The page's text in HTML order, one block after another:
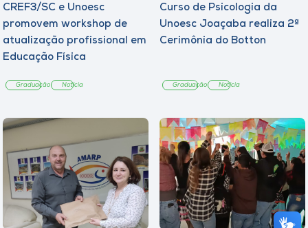
CREF3/SC e Unoesc
promovem workshop de
atualização profissional em
Educação Física
Graduação Notícia
Curso de Psicologia da
Unoesc Joaçaba realiza 2ª
Cerimônia do Botton
Graduação Notícia